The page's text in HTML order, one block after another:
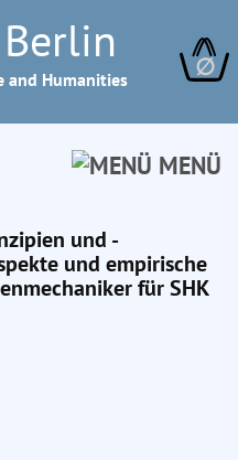
and Humanities ∅
MENÜ
und -
und empirische
für SHK